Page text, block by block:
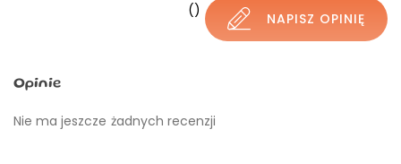
() NAPISZ OPINIĘ
Opinie
Nie ma jeszcze żadnych recenzji